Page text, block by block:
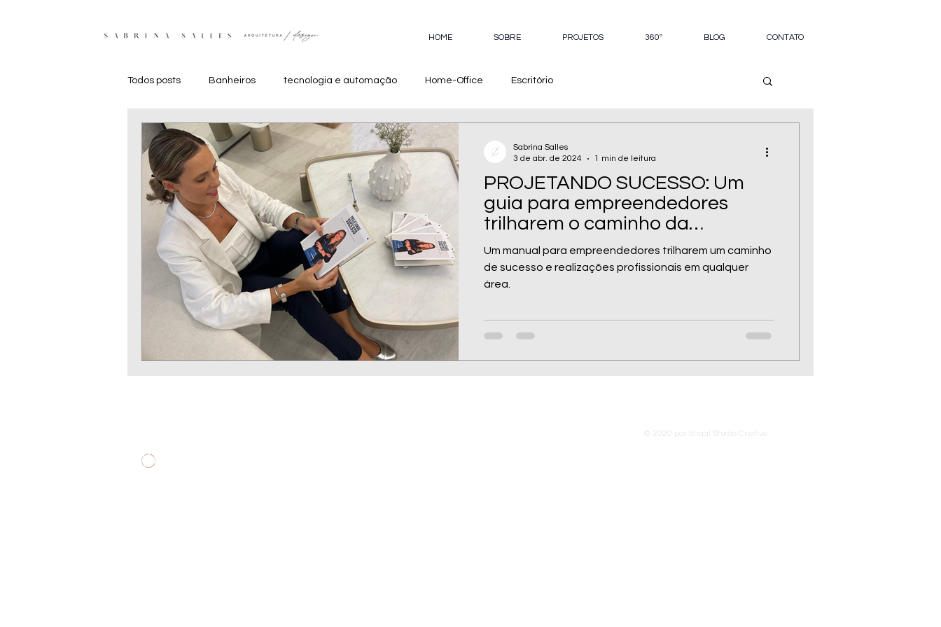
HOME SOBRE PROJETOS 360º BLOG CONTATO
Todos posts Banheiros tecnologia e automação Home-Office Escritório
PROJETANDO SUCESSO: Um
guia para empreendedores
trilharem o caminho da
prosperidade
Um manual para empreendedores trilharem um caminho
de sucesso e realizações profissionais em qualquer
área.
Sabrina Salles
3 de abr. de 2024
1 min de leitura